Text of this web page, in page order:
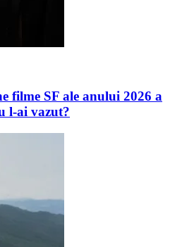
filme SF ale anului 2026 a
l-ai vazut?